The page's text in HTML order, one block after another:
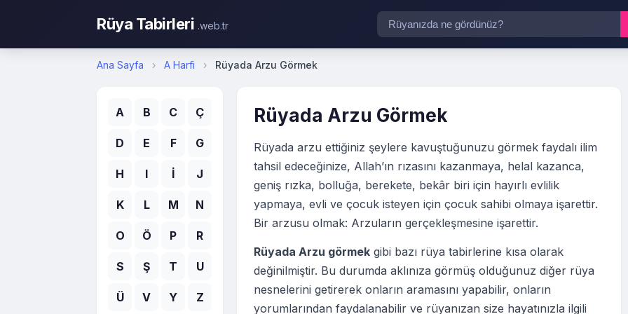
Rüya Tabirleri .web.tr
Ana Sayfa › A Harfi › Rüyada Arzu Görmek
A B C Ç
D E F G
H I İ J
K L M N
O Ö P R
S Ş T U
Ü V Y Z
Rüyada Arzu Görmek
Rüyada arzu ettiğiniz şeylere kavuştuğunuzu görmek faydalı ilim
tahsil edeceğinize, Allah’ın rızasını kazanmaya, helal kazanca,
geniş rızka, bolluğa, berekete, bekâr biri için hayırlı evlilik
yapmaya, evli ve çocuk isteyen için çocuk sahibi olmaya işarettir.
Bir arzusu olmak: Arzuların gerçekleşmesine işarettir.
Rüyada Arzu görmek gibi bazı rüya tabirlerine kısa olarak
değinilmiştir. Bu durumda aklınıza görmüş olduğunuz diğer rüya
nesnelerini getirerek onların aramasını yapabilir, onların
yorumlarından faydalanabilir ve rüyanızan size hayatınızla ilgili